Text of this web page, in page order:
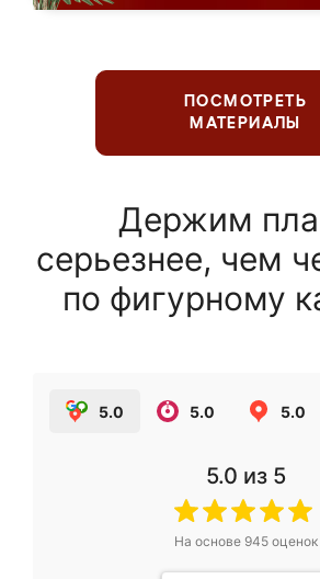
ПОСМОТРЕТЬ
МАТЕРИАЛЫ
Держим
серьезнее, чем
по фигурному
5.0 5.0 5.0
5.0 из 5
На основе 945оценок